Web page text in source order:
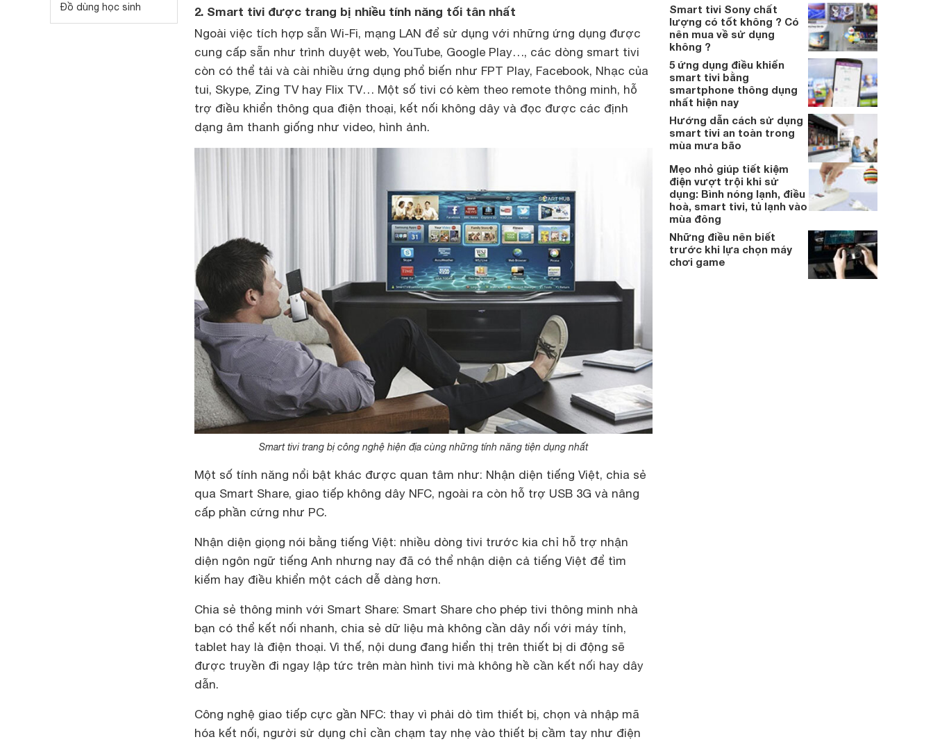
Đồ dùng học sinh 2. Smart tivi được trang bị nhiều tính năng tối tân nhất
Ngoài việc tích hợp sẵn Wi-Fi, mạng LAN để sử dụng với những ứng dụng được
cung cấp sẵn như trình duyệt web, YouTube, Google Play…, các dòng smart tivi
còn có thể tải và cài nhiều ứng dụng phổ biến như FPT Play, Facebook, Nhạc của
tui, Skype, Zing TV hay Flix TV… Một số tivi có kèm theo remote thông minh, hỗ
trợ điều khiển thông qua điện thoại, kết nối không dây và đọc được các định
dạng âm thanh giống như video, hình ảnh.
Smart tivi trang bị công nghệ hiện địa cùng những tính năng tiện dụng nhất
Một số tính năng nổi bật khác được quan tâm như: Nhận diện tiếng Việt, chia sẻ
qua Smart Share, giao tiếp không dây NFC, ngoài ra còn hỗ trợ USB 3G và nâng
cấp phần cứng như PC.
Nhận diện giọng nói bằng tiếng Việt: nhiều dòng tivi trước kia chỉ hỗ trợ nhận
diện ngôn ngữ tiếng Anh nhưng nay đã có thể nhận diện cả tiếng Việt để tìm
kiếm hay điều khiển một cách dễ dàng hơn.
Chia sẻ thông minh với Smart Share: Smart Share cho phép tivi thông minh nhà
bạn có thể kết nối nhanh, chia sẻ dữ liệu mà không cần dây nối với máy tính,
tablet hay là điện thoại. Vì thế, nội dung đang hiển thị trên thiết bị di động sẽ
được truyền đi ngay lập tức trên màn hình tivi mà không hề cần kết nối hay dây
dẫn.
Công nghệ giao tiếp cực gần NFC: thay vì phải dò tìm thiết bị, chọn và nhập mã
hóa kết nối, người sử dụng chỉ cần chạm tay nhẹ vào thiết bị cầm tay như điện
smart tivi Asanzo cũng là một trong những
dòng sản phẩm đáng sắm nhất trên thị
trường trong năm 2018.
Smart tivi Sony chất
lượng có tốt không ? Có
nên mua về sử dụng
không ?
5 ứng dụng điều khiển
smart tivi bằng
smartphone thông dụng
nhất hiện nay
Hướng dẫn cách sử dụng
smart tivi an toàn trong
mùa mưa bão
Mẹo nhỏ giúp tiết kiệm
điện vượt trội khi sử
dụng: Bình nóng lạnh, điều
hoà, smart tivi, tủ lạnh vào
mùa đông
Những điều nên biết
trước khi lựa chọn máy
chơi game